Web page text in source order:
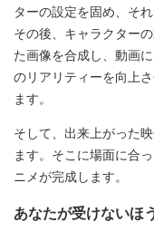
ターの設定を固め、そ
その後、キャラクター
た画像を合成し、動画
のリアリティーを向上
ます。
そして、出来上がった
ます。そこに場面に合
ニメが完成します。
あなたが受けないほ